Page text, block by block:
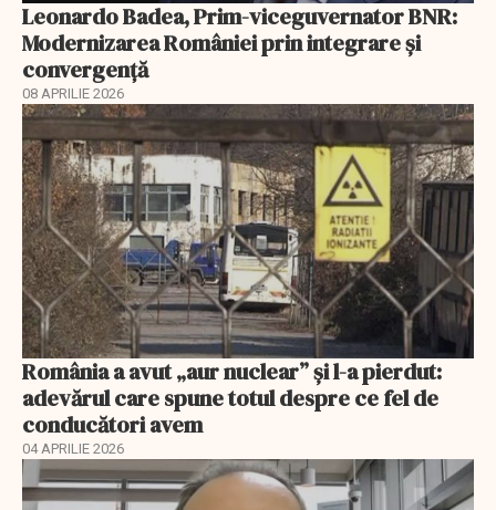
Leonardo Badea, Prim-viceguvernator BNR:
Modernizarea României prin integrare și
convergență
08 APRILIE 2026
România a avut „aur nuclear” și l-a pierdut:
adevărul care spune totul despre ce fel de
conducători avem
04 APRILIE 2026